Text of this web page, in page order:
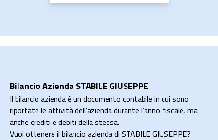
Bilancio Azienda STABILE GIUSEPPE
Il bilancio azienda è un documento contabile in cui sono
riportate le attività dell’azienda durante l’anno fiscale, ma
anche crediti e debiti della stessa.
Vuoi ottenere il bilancio azienda di STABILE GIUSEPPE?